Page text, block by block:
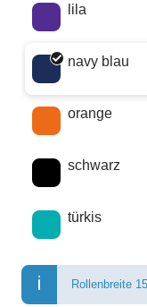
lila
navy blau
orange
schwarz
türkis
Rollenbreite